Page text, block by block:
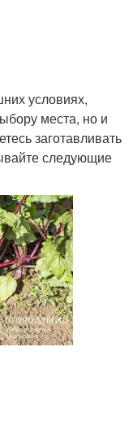
условиях,
места, но и
заготавливать
следующие